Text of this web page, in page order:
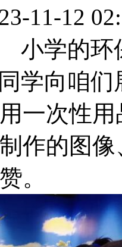
11-12
学的环保
学向咱们
一次性
作的图
赞。